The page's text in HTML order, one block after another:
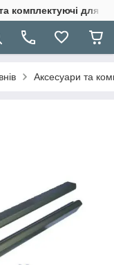
комплектуючі для
Аксесуари та